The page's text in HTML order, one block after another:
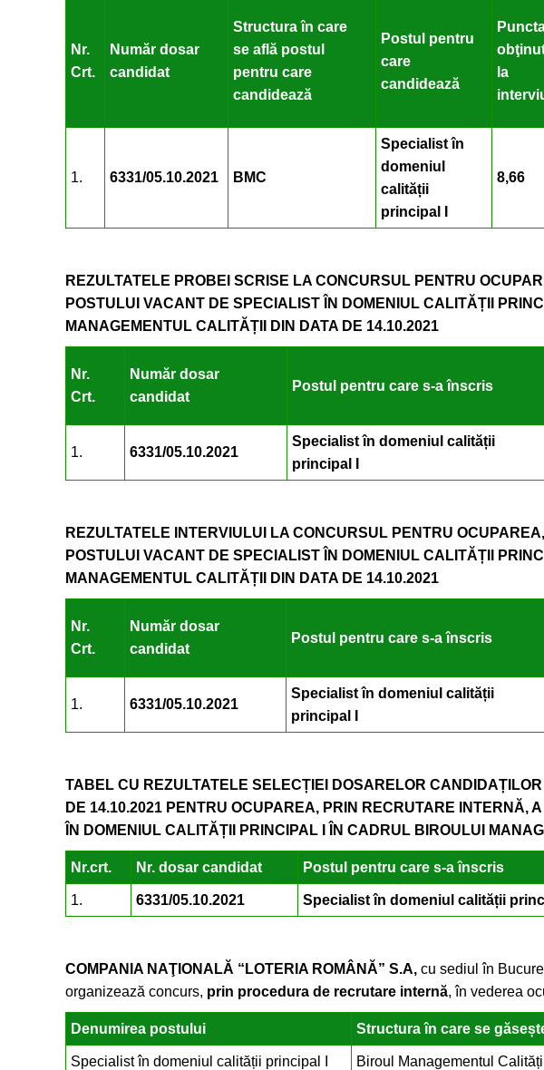
Nr.
Crt.
Număr dosar
candidat
Structura în care
se află postul
pentru care
candidează
Postul pentru
care
candidează
la
1. 6331/05.10.2021 BMC
Specialist în
domeniul
calității
principal I
8,66
REZULTATELE PROBEI SCRISE LA CONCURSUL PENTRU
POSTULUI VACANT DE SPECIALIST ÎN DOMENIUL CALITĂȚII
MANAGEMENTUL CALITĂȚII DIN DATA DE 14.10.2021
Nr.
Crt.
Număr dosar
candidat
Postul pentru care s-a înscris
1. 6331/05.10.2021
Specialist în domeniul calității
principal I
REZULTATELE INTERVIULUI LA CONCURSUL PENTRU OCUPAREA
POSTULUI VACANT DE SPECIALIST ÎN DOMENIUL CALITĂȚII
MANAGEMENTUL CALITĂȚII DIN DATA DE 14.10.2021
Nr.
Crt.
Număr dosar
candidat
Postul pentru care s-a înscris
1. 6331/05.10.2021
Specialist în domeniul calității
principal I
TABEL CU REZULTATELE SELECȚIEI DOSARELOR
DE 14.10.2021 PENTRU OCUPAREA, PRIN RECRUTARE INTERNĂ,
ÎN DOMENIUL CALITĂȚII PRINCIPAL I ÎN CADRUL BIROULUI
Nr.crt. Nr. dosar candidat Postul pentru care s-a înscris
1. 6331/05.10.2021 Specialist în domeniul calității
COMPANIA NAŢIONALĂ “LOTERIA ROMÂNĂ” S.A, cu sediul în
organizează concurs, prin procedura de recrutare internă, în vederea
Denumirea postului Structura în care se
Specialist în domeniul calității principal I Biroul Managementul